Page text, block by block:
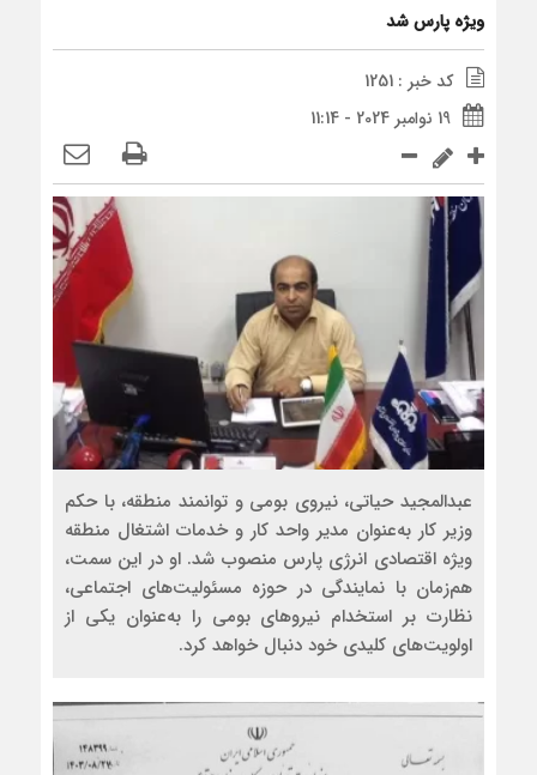
ویژه پارس شد
کد خبر : 1251
19 نوامبر 2024 - 11:14
عبدالمجید حیاتی، نیروی بومی و توانمند منطقه، با حکم
وزیر کار به‌عنوان مدیر واحد کار و خدمات اشتغال منطقه
ویژه اقتصادی انرژی پارس منصوب شد. او در این سمت،
هم‌زمان با نمایندگی در حوزه مسئولیت‌های اجتماعی،
نظارت بر استخدام نیروهای بومی را به‌عنوان یکی از
اولویت‌های کلیدی خود دنبال خواهد کرد.